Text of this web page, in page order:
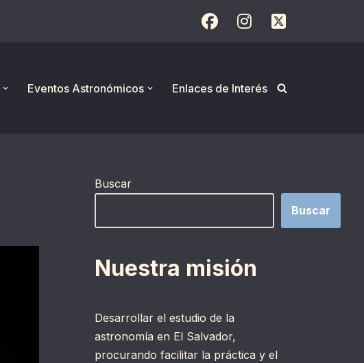
Eventos Astronómicos Enlaces de Interés
Buscar
Buscar
Nuestra misión
Desarrollar el estudio de la
astronomía en El Salvador,
procurando facilitar la práctica y el